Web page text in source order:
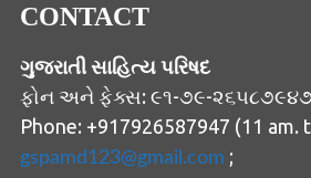
CONTACT
ગુજરાતી સાહિત્ય પરિષદ
ફોન અને ફેક્સ: ૯૧-૭૯-૨૬૫૮૭૯૪૭
Phone: +917926587947 (11
gspamd123@gmail.com ;